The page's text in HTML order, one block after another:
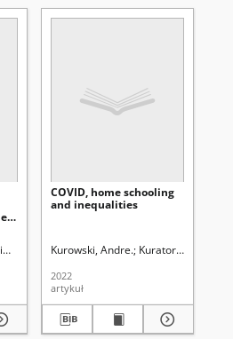
Marii Curie-Skłodowskiej (Lublin).
COVID, home schooling
and inequalities
Kurowski, Andre. Kuratorium
2022
artykuł